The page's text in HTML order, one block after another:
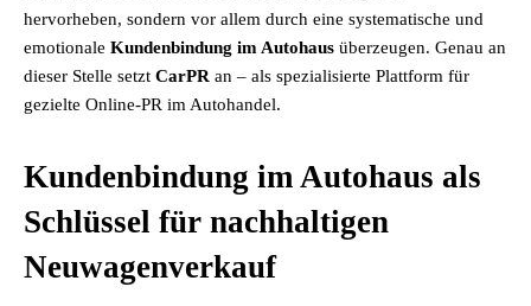
hervorheben, sondern vor allem durch eine systematische und
emotionale Kundenbindung im Autohaus überzeugen. Genau an
dieser Stelle setzt CarPR an – als spezialisierte Plattform für
gezielte Online-PR im Autohandel.
Kundenbindung im Autohaus als
Schlüssel für nachhaltigen
Neuwagenverkauf